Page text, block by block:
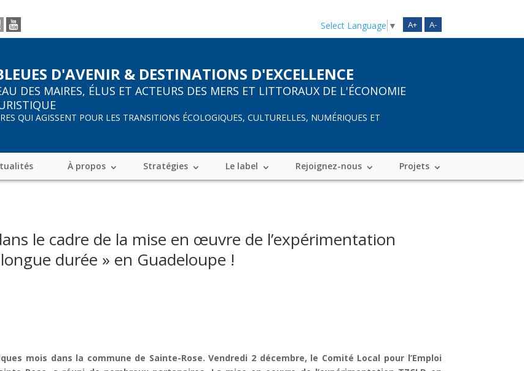
A+ A-
Select Language ▼
D'AVENIR & DESTINATIONS D'EXCELLENCE
DES MAIRES, ÉLUS ET ACTEURS DES MERS ET LITTORAUX DE L'ÉCONOMIE
QUI AGISSENT POUR LES TRANSITIONS ÉCOLOGIQUES, CULTURELLES, NUMÉRIQUES ET
À propos Stratégies Le label Rejoignez-nous Projets
le cadre de la mise en œuvre de l’expérimentation
durée » en Guadeloupe !
mois dans la commune de Sainte-Rose.Vendredi 2 décembre, le Comité Local pour l’Emploi